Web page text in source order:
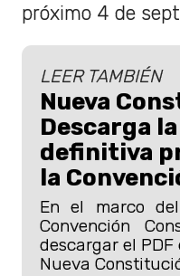
próximo 4 de
LEER TAMBIÉN
Nueva
Descarga
definitiva
la
En el marco
Convención
descargar el
Nueva